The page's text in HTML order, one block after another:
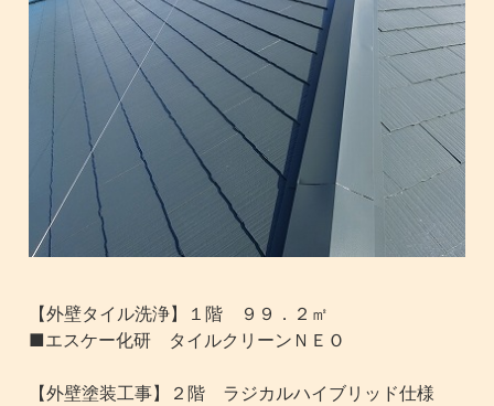
【外壁タイル洗浄】１階 ９９．２㎡
■エスケー化研 タイルクリーンＮＥＯ
【外壁塗装工事】２階 ラジカルハイブリッド仕様